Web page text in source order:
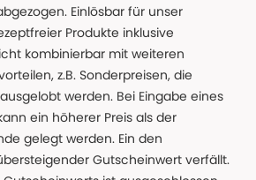
Einlösbar für unser
Produkte inklusive
kombinierbar mit weiteren
z.B. Sonderpreisen, die
werden. Bei Eingabe eines
ein höherer Preis als der
gelegt werden. Ein den
Gutscheinwert verfällt.